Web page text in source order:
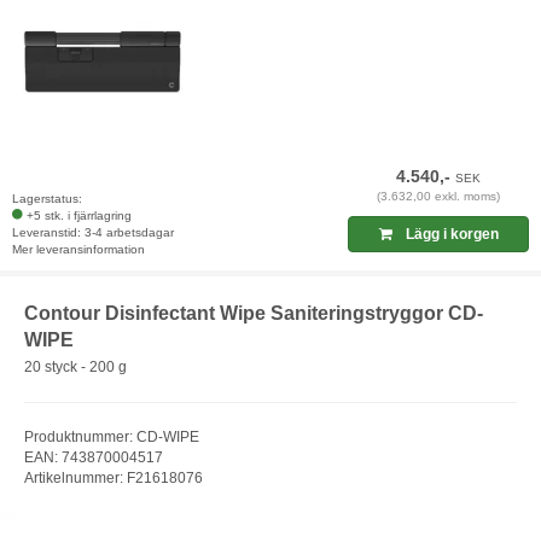
Lagerstatus:
+5 stk. i fjärrlagring
Leveranstid: 3-4 arbetsdagar
Mer leveransinformation
4.540,-SEK
(3.632,00 exkl. moms)
Lägg i korgen
Contour Disinfectant Wipe Saniteringstryggor CD-
WIPE
20 styck - 200 g
Produktnummer: CD-WIPE
EAN: 743870004517
Artikelnummer: F21618076